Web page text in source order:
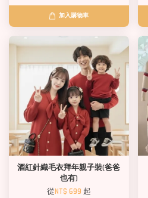
加入購物車
酒紅針織毛衣拜年親子裝(爸爸
也有)
從NT$ 699 起